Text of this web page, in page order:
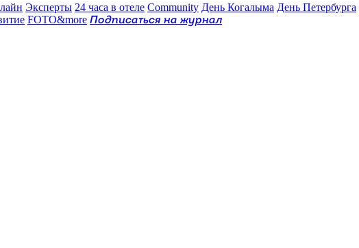
Эксперты 24 часа в отеле Community День Когалыма День Петербурга
FOTO&more Подписаться на журнал